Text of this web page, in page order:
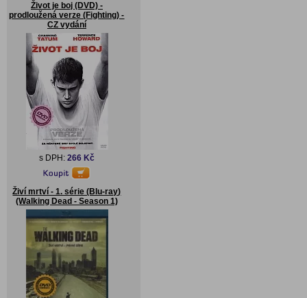
Život je boj (DVD) -
prodloužená verze (Fighting) -
CZ vydání
s DPH: 266 Kč
Živí mrtví - 1. série (Blu-ray)
(Walking Dead - Season 1)